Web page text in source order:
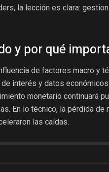
la lección es clara:
y por qué
de factores macro y
interés y datos económicos
monetario continuará
En lo técnico, la pérdida
las caídas.